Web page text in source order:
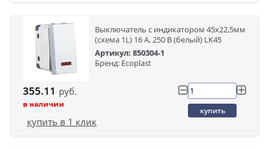
Выключатель с индикатором 45х22,5мм
(схема 1L) 16 A, 250 B (белый) LK45
Артикул: 850304-1
Бренд: Ecoplast
355.11 руб.
в наличии
купить
купить в 1 клик